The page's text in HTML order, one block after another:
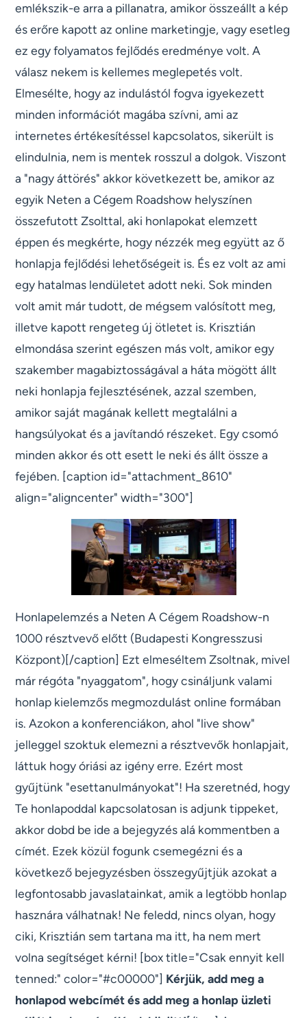
emlékszik-e arra a pillanatra, amikor összeállt a kép
és erőre kapott az online marketingje, vagy esetleg
ez egy folyamatos fejlődés eredménye volt. A
válasz nekem is kellemes meglepetés volt.
Elmesélte, hogy az indulástól fogva igyekezett
minden információt magába szívni, ami az
internetes értékesítéssel kapcsolatos, sikerült is
elindulnia, nem is mentek rosszul a dolgok. Viszont
a "nagy áttörés" akkor következett be, amikor az
egyik Neten a Cégem Roadshow helyszínen
összefutott Zsolttal, aki honlapokat elemzett
éppen és megkérte, hogy nézzék meg együtt az ő
honlapja fejlődési lehetőségeit is. És ez volt az ami
egy hatalmas lendületet adott neki. Sok minden
volt amit már tudott, de mégsem valósított meg,
illetve kapott rengeteg új ötletet is. Krisztián
elmondása szerint egészen más volt, amikor egy
szakember magabiztosságával a háta mögött állt
neki honlapja fejlesztésének, azzal szemben,
amikor saját magának kellett megtalálni a
hangsúlyokat és a javítandó részeket. Egy csomó
minden akkor és ott esett le neki és állt össze a
fejében. [caption id="attachment_8610"
align="aligncenter" width="300"]
Honlapelemzés a Neten A Cégem Roadshow-n
1000 résztvevő előtt (Budapesti Kongresszusi
Központ)[/caption] Ezt elmeséltem Zsoltnak, mivel
már régóta "nyaggatom", hogy csináljunk valami
honlap kielemzős megmozdulást online formában
is. Azokon a konferenciákon, ahol "live show"
jelleggel szoktuk elemezni a résztvevők honlapjait,
láttuk hogy óriási az igény erre. Ezért most
gyűjtünk "esettanulmányokat"! Ha szeretnéd, hogy
Te honlapoddal kapcsolatosan is adjunk tippeket,
akkor dobd be ide a bejegyzés alá kommentben a
címét. Ezek közül fogunk csemegézni és a
következő bejegyzésben összegyűjtjük azokat a
legfontosabb javaslatainkat, amik a legtöbb honlap
hasznára válhatnak! Ne feledd, nincs olyan, hogy
ciki, Krisztián sem tartana ma itt, ha nem mert
volna segítséget kérni! [box title="Csak ennyit kell
tenned:" color="#c00000"] Kérjük, add meg a
honlapod webcímét és add meg a honlap üzleti